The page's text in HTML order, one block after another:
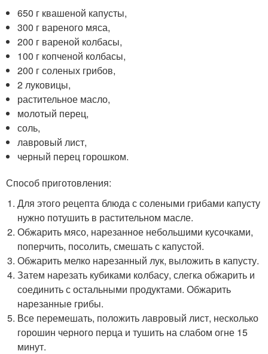
650 г квашеной капусты,
300 г вареного мяса,
200 г вареной колбасы,
100 г копченой колбасы,
200 г соленых грибов,
2 луковицы,
растительное масло,
молотый перец,
соль,
лавровый лист,
черный перец горошком.
Способ приготовления:
Для этого рецепта блюда с солеными грибами капусту
нужно потушить в растительном масле.
Обжарить мясо, нарезанное небольшими кусочками,
поперчить, посолить, смешать с капустой.
Обжарить мелко нарезанный лук, выложить в капусту.
Затем нарезать кубиками колбасу, слегка обжарить и
соединить с остальными продуктами. Обжарить
нарезанные грибы.
Все перемешать, положить лавровый лист, несколько
горошин черного перца и тушить на слабом огне 15
минут.